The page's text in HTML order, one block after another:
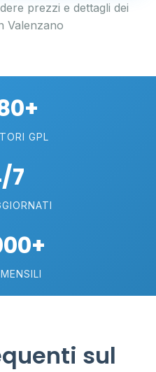
prezzi e dettagli dei
Valenzano
GPL
7
sul